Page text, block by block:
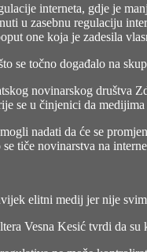
interneta, gdje je
u zasebnu regulaciju
one koja je zadesila
se točno događalo na
novinarskog društva
se u činjenici da
mogli nadati da će se
tiče novinarstva na
elitni medij jer nije
Vesna Kesić tvrdi da